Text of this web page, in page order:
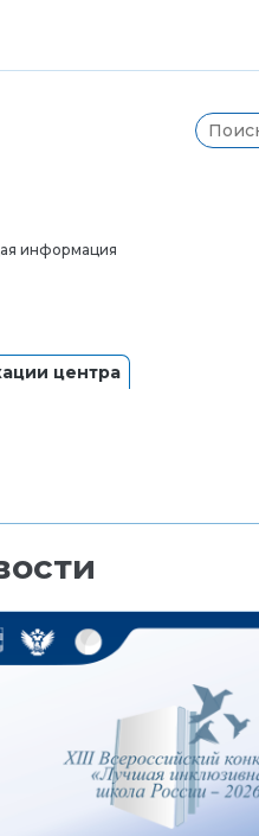
информация
центра